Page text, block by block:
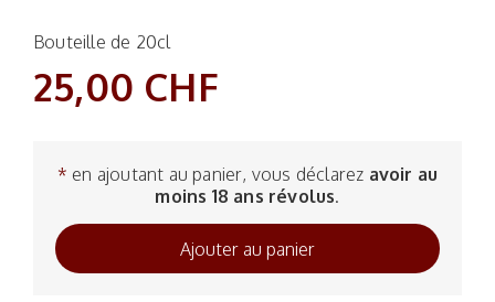
Bouteille de 20cl
25,00 CHF
* en ajoutant au panier, vous déclarez avoir au
moins 18 ans révolus.